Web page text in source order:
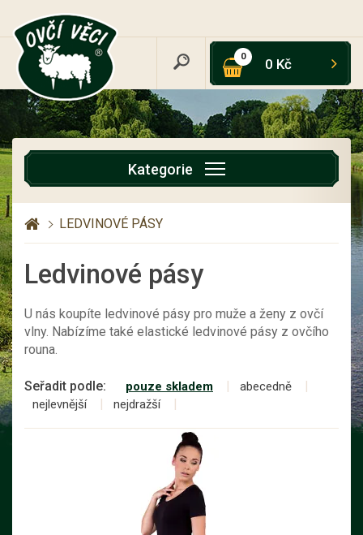
0 0 Kč
Kategorie
LEDVINOVÉ PÁSY
Ledvinové pásy
U nás koupíte ledvinové pásy pro muže a ženy z ovčí
vlny. Nabízíme také elastické ledvinové pásy z ovčího
rouna.
Seřadit podle: pouze skladem
abecedně
nejlevnější
nejdražší